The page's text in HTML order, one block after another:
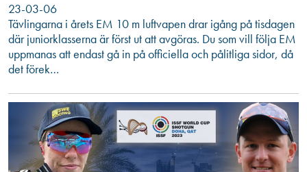
23-03-06
Tävlingarna i årets EM 10 m luftvapen drar igång på tisdagen
där juniorklasserna är först ut att avgöras. Du som vill följa EM
uppmanas att endast gå in på officiella och pålitliga sidor, då
det förek…